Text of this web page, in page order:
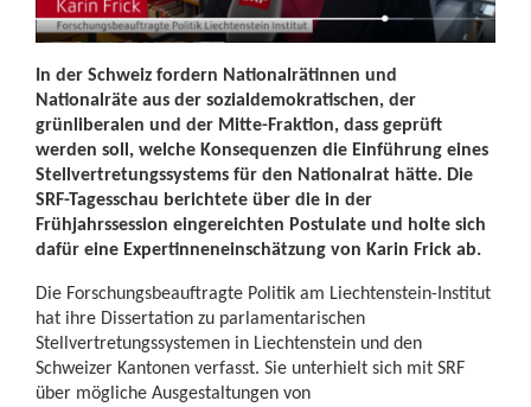
In der Schweiz fordern Nationalrätinnen und
Nationalräte aus der sozialdemokratischen, der
grünliberalen und der Mitte-Fraktion, dass geprüft
werden soll, welche Konsequenzen die Einführung eines
Stellvertretungssystems für den Nationalrat hätte. Die
SRF-Tagesschau berichtete über die in der
Frühjahrssession eingereichten Postulate und holte sich
dafür eine Expertinneneinschätzung von Karin Frick ab.
Die Forschungsbeauftragte Politik am Liechtenstein-Institut
hat ihre Dissertation zu parlamentarischen
Stellvertretungssystemen in Liechtenstein und den
Schweizer Kantonen verfasst. Sie unterhielt sich mit SRF
über mögliche Ausgestaltungen von